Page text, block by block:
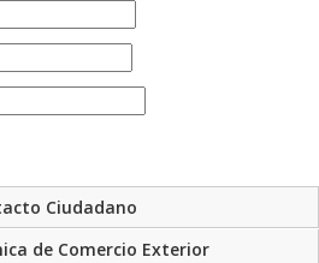
Ciudadano
de Comercio Exterior